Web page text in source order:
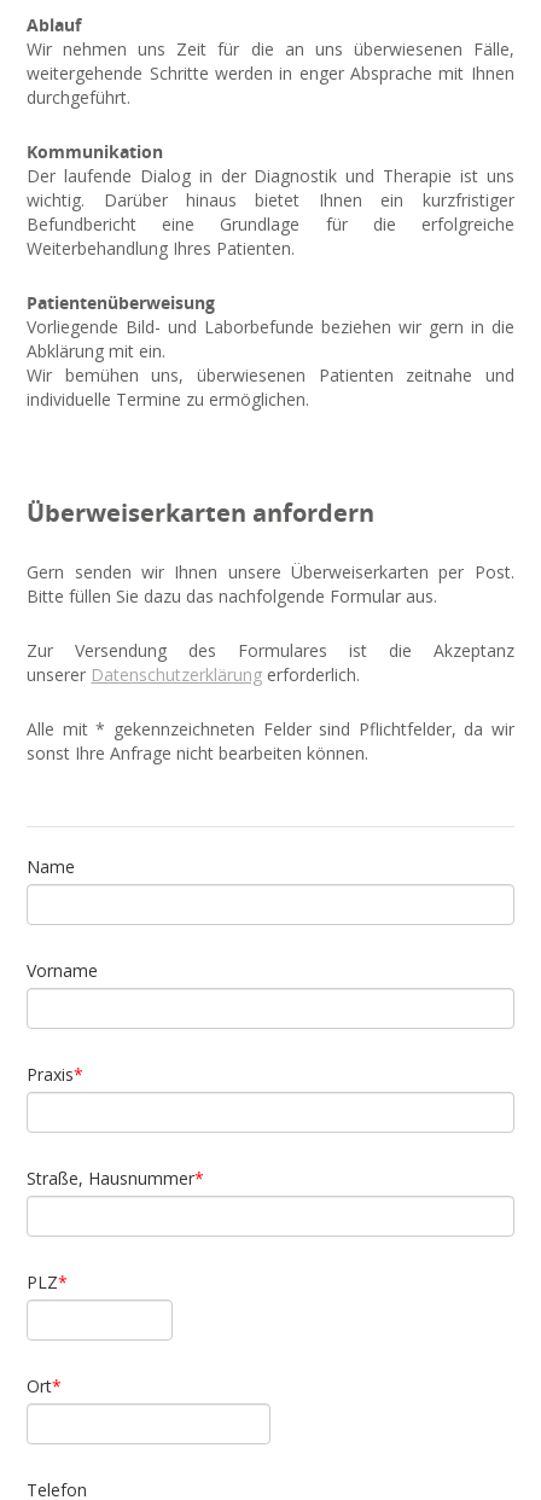
Ablauf
Wir nehmen uns Zeit für die an uns überwiesenen Fälle,
weitergehende Schritte werden in enger Absprache mit Ihnen
durchgeführt.
Kommunikation
Der laufende Dialog in der Diagnostik und Therapie ist uns
wichtig. Darüber hinaus bietet Ihnen ein kurzfristiger
Befundbericht eine Grundlage für die erfolgreiche
Weiterbehandlung Ihres Patienten.
Patientenüberweisung
Vorliegende Bild- und Laborbefunde beziehen wir gern in die
Abklärung mit ein.
Wir bemühen uns, überwiesenen Patienten zeitnahe und
individuelle Termine zu ermöglichen.
Überweiserkarten anfordern
Gern senden wir Ihnen unsere Überweiserkarten per Post.
Bitte füllen Sie dazu das nachfolgende Formular aus.
Zur Versendung des Formulares ist die Akzeptanz
unserer Datenschutzerklärung erforderlich.
Alle mit * gekennzeichneten Felder sind Pflichtfelder, da wir
sonst Ihre Anfrage nicht bearbeiten können.
Name
Vorname
Praxis
Straße, Hausnummer
PLZ
Ort
Telefon